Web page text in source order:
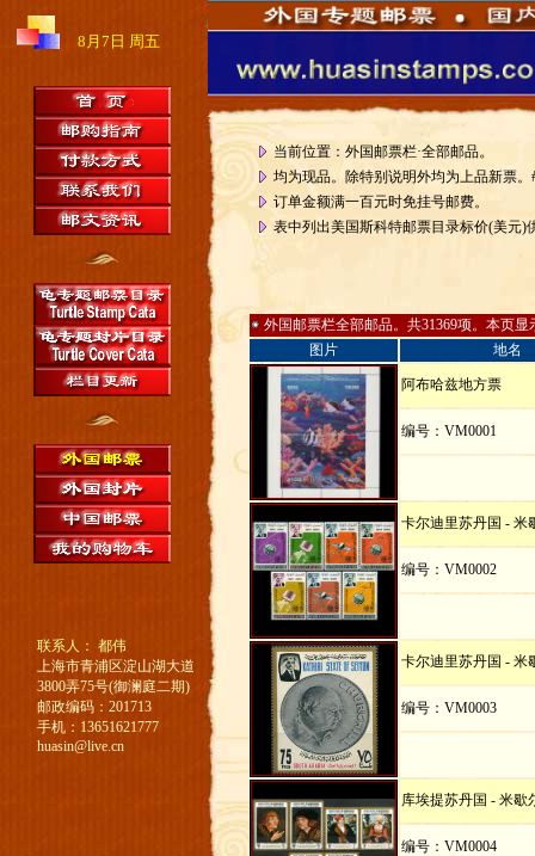
联系人： 都伟
上海市青浦区淀山湖大道
3800弄75号(御澜庭二期)
邮政编码：201713
手机：13651621777
huasin@live.cn
外国邮票栏全部邮品。共31369项。本页显
图片
地名
阿布哈兹地方票
编号：VM0001
卡尔迪里苏丹国 - 米
编号：VM0002
卡尔迪里苏丹国 - 米
编号：VM0003
库埃提苏丹国 - 米歇
编号：VM0004
8月7日 周五
当前位置：外国邮票栏·全部邮品。
均为现品。除特别说明外均为上品新票。
订单金额满一百元时免挂号邮费。
表中列出美国斯科特邮票目录标价(美元)